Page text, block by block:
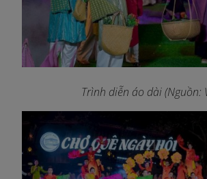
Trình diễn áo dài (Nguồn: